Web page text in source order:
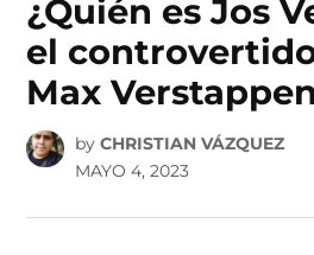
¿Quién es Jos
el
Max
by CHRISTIAN VÁZQUEZ
MAYO 4, 2023